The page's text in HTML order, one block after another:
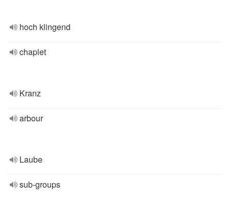
hoch klingend
chaplet
Kranz
arbour
Laube
sub-groups